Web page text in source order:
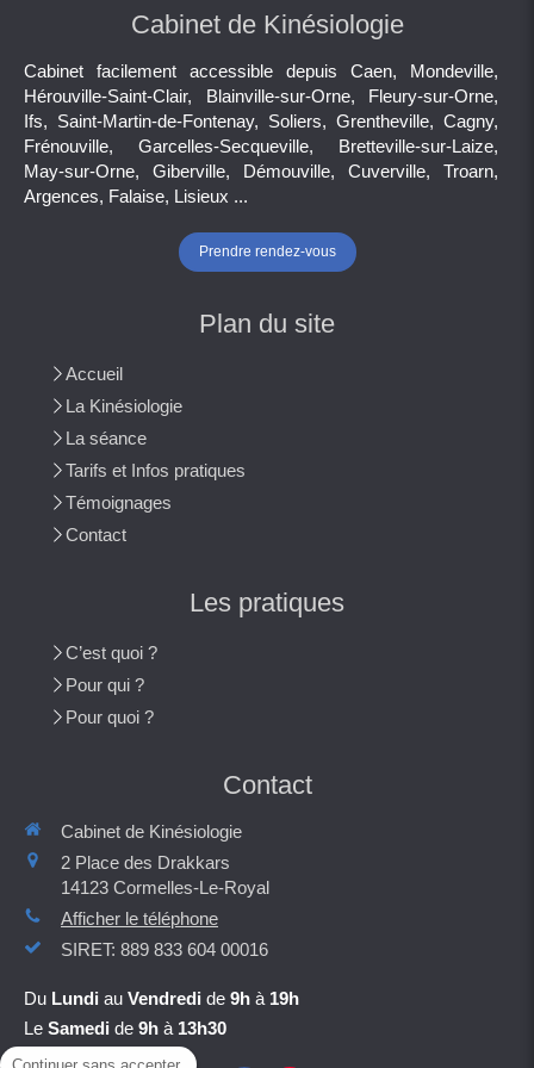
Cabinet de Kinésiologie
Cabinet facilement accessible depuis Caen, Mondeville,
Hérouville-Saint-Clair, Blainville-sur-Orne, Fleury-sur-Orne,
Ifs, Saint-Martin-de-Fontenay, Soliers, Grentheville, Cagny,
Frénouville, Garcelles-Secqueville, Bretteville-sur-Laize,
May-sur-Orne, Giberville, Démouville, Cuverville, Troarn,
Argences, Falaise, Lisieux ...
Prendre rendez-vous
Plan du site
Accueil
La Kinésiologie
La séance
Tarifs et Infos pratiques
Témoignages
Contact
Les pratiques
C’est quoi ?
Pour qui ?
Pour quoi ?
Contact
Cabinet de Kinésiologie
2 Place des Drakkars
14123 Cormelles-Le-Royal
Afficher le téléphone
SIRET: 889 833 604 00016
Du Lundi au Vendredi de 9h à 19h
Le Samedi de 9h à 13h30